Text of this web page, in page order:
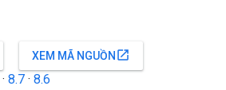
XEM MÃ NGUỒN open_in_new
· 8.7 · 8.6